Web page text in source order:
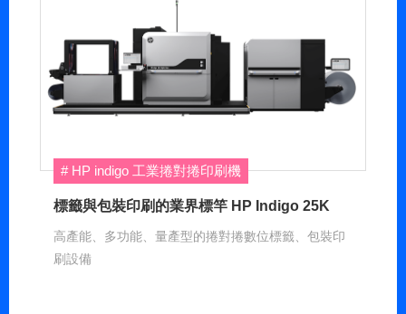
HP indigo 工業捲對捲印刷機
標籤與包裝印刷的業界標竿 HP Indigo 25K
高產能、多功能、量產型的捲對捲數位標籤、包裝印
刷設備